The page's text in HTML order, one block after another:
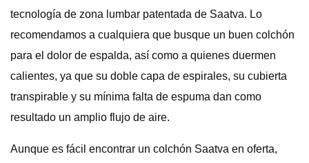
tecnología de zona lumbar patentada de Saatva. Lo
recomendamos a cualquiera que busque un buen colchón
para el dolor de espalda, así como a quienes duermen
calientes, ya que su doble capa de espirales, su cubierta
transpirable y su mínima falta de espuma dan como
resultado un amplio flujo de aire.
Aunque es fácil encontrar un colchón Saatva en oferta,